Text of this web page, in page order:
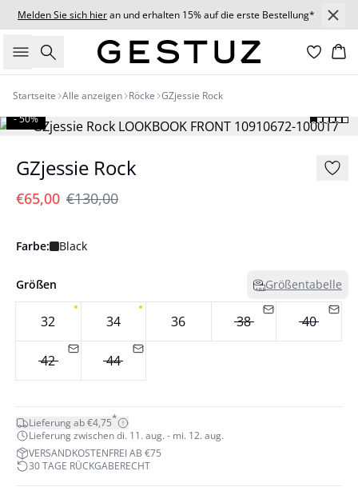
Melden Sie sich hieran und erhalten 15% auf die erste Bestellung*
Suche
Startseite Alle anzeigen Röcke GZjessie Rock
- 50%
GZjessie Rock
€65,00 €130,00
Farbe: Black
Größen Größentabelle
32 34 36 38 40
42 44
Lieferung ab €4,75*
Lieferung zwischen di. 11. aug. - mi. 12. aug.
VERSANDKOSTENFREI AB €75
30 TAGE RÜCKGABERECHT